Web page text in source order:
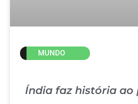
MUNDO
Índia faz história ao